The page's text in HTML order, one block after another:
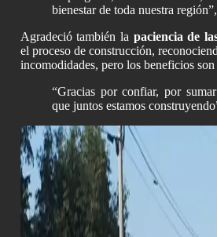
bienestar de toda nuestra
Agradeció también la paciencia de
el proceso de construcción,
incomodidades, pero los beneficios son
“Gracias por confiar, por
que juntos estamos